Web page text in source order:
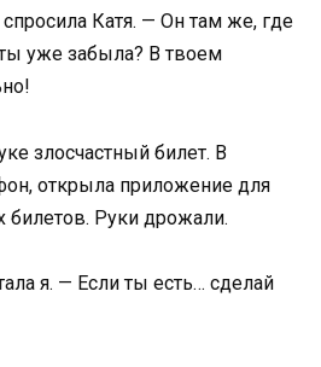
Катя. — Он там же, где
уже забыла? В твоем
злосчастный билет. В
открыла приложение для
билетов. Руки дрожали.
я. — Если ты есть… сделай